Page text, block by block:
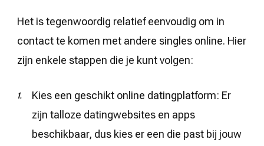
Het is tegenwoordig relatief eenvoudig om in
contact te komen met andere singles online. Hier
zijn enkele stappen die je kunt volgen:
Kies een geschikt online datingplatform: Er
zijn talloze datingwebsites en apps
beschikbaar, dus kies er een die past bij jouw